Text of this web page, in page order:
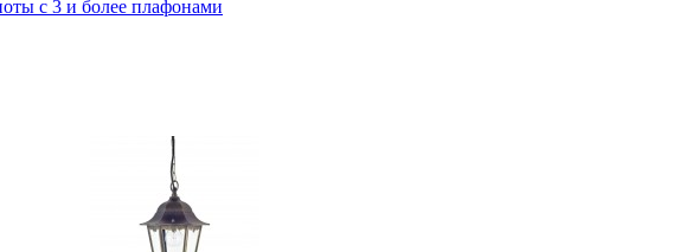
с 3 и более плафонами